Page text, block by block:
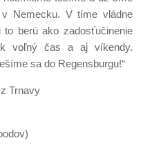
Nemecku. V tíme vládne
berú ako zadosťučinenie
voľný čas a aj víkendy.
sa do Regensburgu!“
Trnavy